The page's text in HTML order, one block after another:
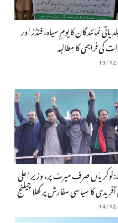
نمائندگان کا یومِ سیاہ، فنڈز اور
کی فراہمی کا مطالبہ
19/
نوکریاں صرف میرٹ پر، وزیر اعلیٰ
کا سیاسی سفارش پر کھلا چیلنج
14/